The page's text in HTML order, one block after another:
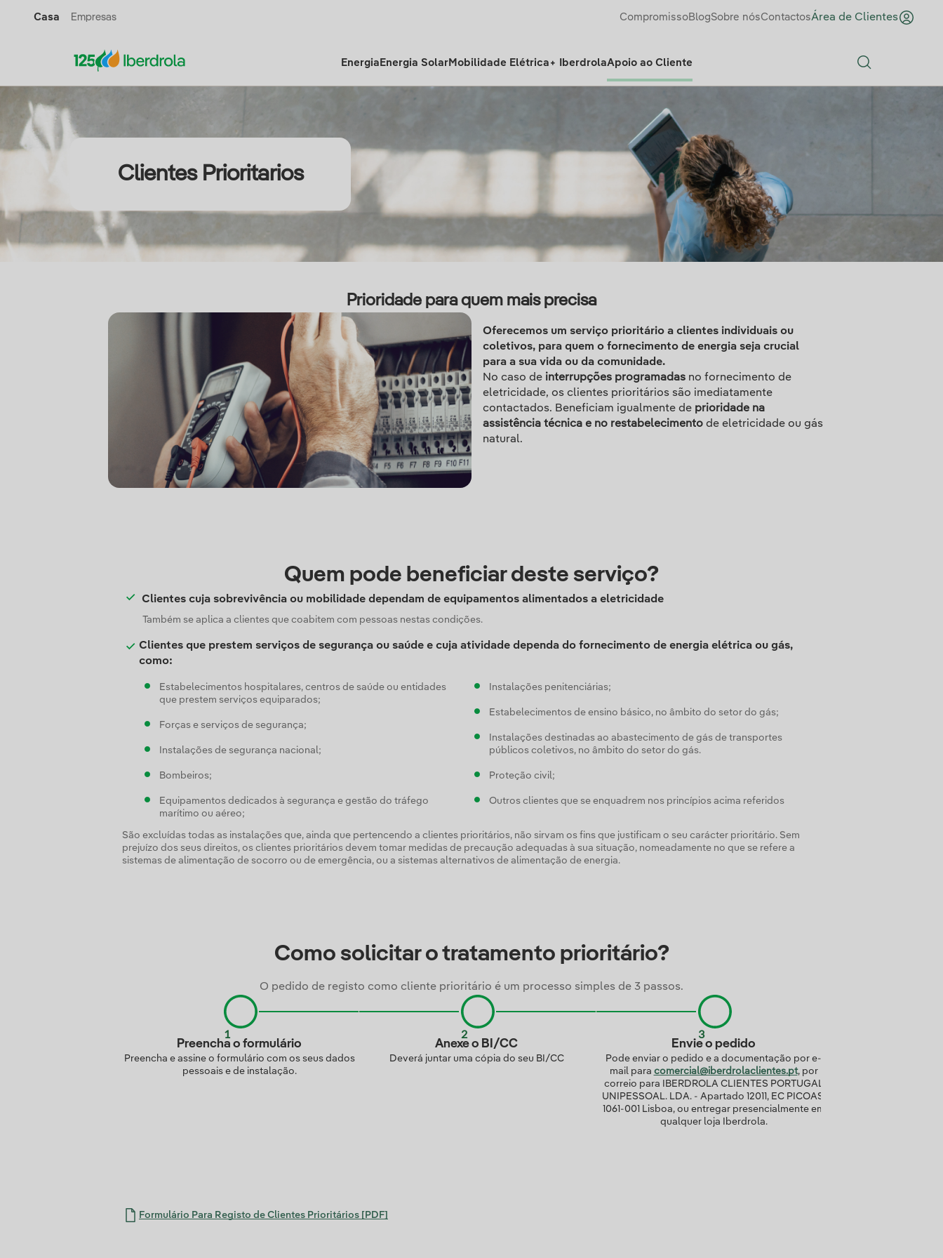
Casa Empresas CompromissoBlogSobre nósContactosÁrea de Clientes
Energia Energia Solar Mobilidade Elétrica + IberdrolaApoio ao Cliente
Clientes Prioritarios
Prioridade para quem mais precisa
Oferecemos um serviço prioritário a clientes individuais ou
coletivos, para quem o fornecimento de energia seja crucial
para a sua vida ou da comunidade.
No caso de interrupções programadas no fornecimento de
eletricidade, os clientes prioritários são imediatamente
contactados. Beneficiam igualmente de prioridade na
assistência técnica e no restabelecimento de eletricidade ou gás
natural.
Quem pode beneficiar deste serviço?
Clientes cuja sobrevivência ou mobilidade dependam de equipamentos alimentados a eletricidade
Também se aplica a clientes que coabitem com pessoas nestas condições.
Clientes que prestem serviços de segurança ou saúde e cuja atividade dependa do fornecimento de energia elétrica ou gás,
como:
Estabelecimentos hospitalares, centros de saúde ou entidades
que prestem serviços equiparados;
Forças e serviços de segurança;
Instalações de segurança nacional;
Bombeiros;
Equipamentos dedicados à segurança e gestão do tráfego
marítimo ou aéreo;
Instalações penitenciárias;
Estabelecimentos de ensino básico, no âmbito do setor do gás;
Instalações destinadas ao abastecimento de gás de transportes
públicos coletivos, no âmbito do setor do gás.
Proteção civil;
Outros clientes que se enquadrem nos princípios acima referidos
São excluídas todas as instalações que, ainda que pertencendo a clientes prioritários, não sirvam os fins que justificam o seu carácter prioritário. Sem
prejuízo dos seus direitos, os clientes prioritários devem tomar medidas de precaução adequadas à sua situação, nomeadamente no que se refere a
sistemas de alimentação de socorro ou de emergência, ou a sistemas alternativos de alimentação de energia.
Como solicitar o tratamento prioritário?
O pedido de registo como cliente prioritário é um processo simples de 3 passos.
Preencha o formulário
Preencha e assine o formulário com os seus dados
pessoais e de instalação.
Anexe o BI/CC
Deverá juntar uma cópia do seu BI/CC
Envie o pedido
Pode enviar o pedido e a documentação por e-
mail para comercial@iberdrolaclientes.pt, por
correio para IBERDROLA CLIENTES PORTUGAL
UNIPESSOAL. LDA. - Apartado 12011, EC PICOAS,
1061-001 Lisboa, ou entregar presencialmente em
qualquer loja Iberdrola.
Formulário Para Registo de Clientes Prioritários [PDF]